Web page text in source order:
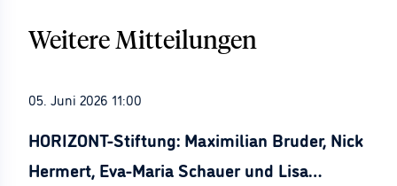
Weitere Mitteilungen
05. Juni 2026 11:00
HORIZONT-Stiftung: Maximilian Bruder, Nick
Hermert, Eva-Maria Schauer und Lisa